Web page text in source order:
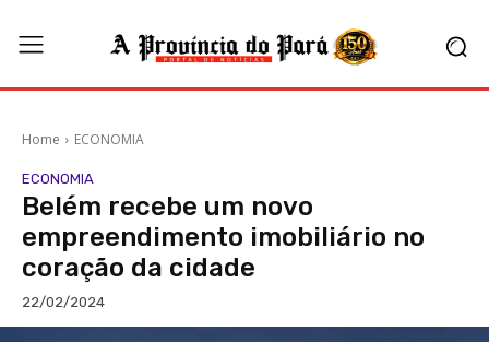
Home ECONOMIA
ECONOMIA
Belém recebe um novo
empreendimento imobiliário no
coração da cidade
22/02/2024